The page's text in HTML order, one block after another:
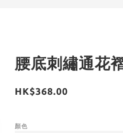
腰底刺繡通花
HK$368.00
顏色